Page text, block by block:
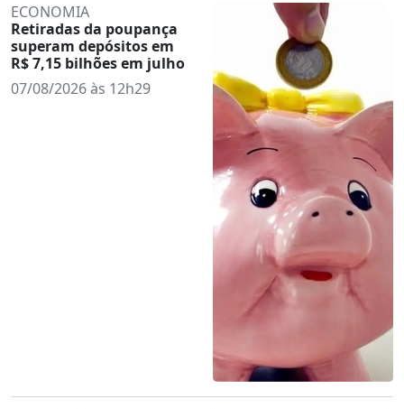
ECONOMIA
Retiradas da poupança
superam depósitos em
R$ 7,15 bilhões em julho
07/08/2026 às 12h29